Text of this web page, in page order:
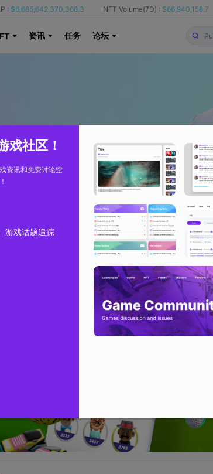
: $6,685,642,370,368.3 NFT Volume(7D) : $66,940,158.7
资讯 任务 论坛
戏社区！
资讯和免费讨论空
游戏话题追踪